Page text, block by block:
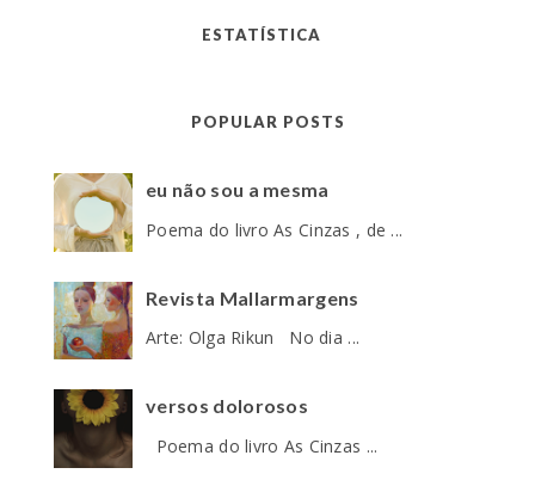
ESTATÍSTICA
POPULAR POSTS
eu não sou a mesma
Poema do livro As Cinzas , de ...
Revista Mallarmargens
Arte: Olga Rikun No dia ...
versos dolorosos
Poema do livro As Cinzas ...